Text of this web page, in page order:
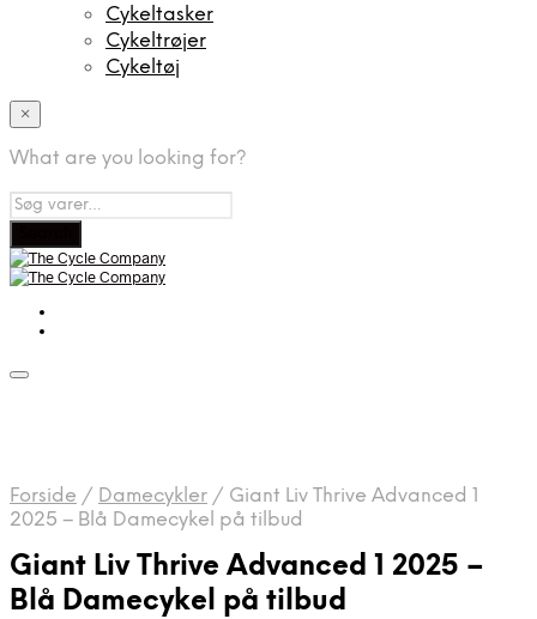
Cykeltasker
Cykeltrøjer
Cykeltøj
×
What are you looking for?
Forside / Damecykler / Giant Liv Thrive Advanced 1
2025 – Blå Damecykel på tilbud
Giant Liv Thrive Advanced 1 2025 –
Blå Damecykel på tilbud